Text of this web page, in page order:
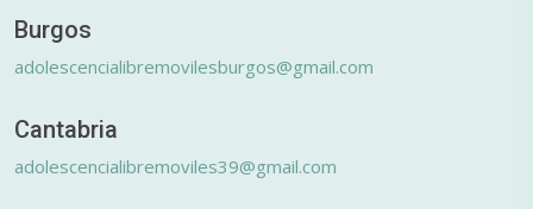
Burgos
adolescencialibremovilesburgos@gmail.com
Cantabria
adolescencialibremoviles39@gmail.com